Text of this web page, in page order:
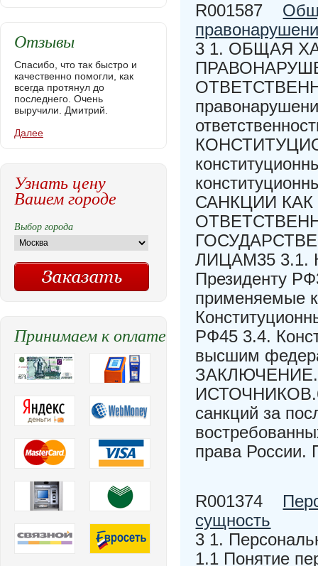
R001587
3 1. ОБЩАЯ
САНКЦИИ
ЛИЦАМ35 3.1.
Президенту
применяемые
РФ45 3.4.
высшим
санкций за
права России.
R001374
сущность
3 1.
1.1 Понятие
Отзывы
Спасибо, что так быстро и
качественно помогли, как
всегда протянул до
последнего. Очень
выручили. Дмитрий.
Далее
Узнать цену
Вашем городе
Выбор города
Принимаем к оплате